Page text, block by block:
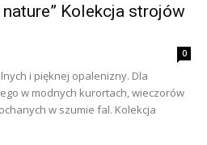
Kolekcja strojów
0
i pięknej opalenizny. Dla
w modnych kurortach, wieczorów
w szumie fal. Kolekcja